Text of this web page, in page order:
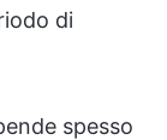
di
spesso